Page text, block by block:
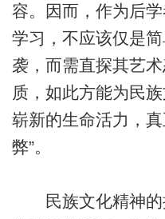
容。因而，作为后
学习，不应该仅是
袭，而需直探其艺
质，如此方能为民
崭新的生命活力，
弊”。
民族文化精神的